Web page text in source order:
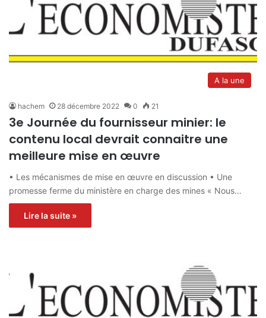
A la une
hachem 28 décembre 2022 0 21
3e Journée du fournisseur minier: le
contenu local devrait connaitre une
meilleure mise en œuvre
• Les mécanismes de mise en œuvre en discussion • Une
promesse ferme du ministère en charge des mines « Nous…
Lire la suite »